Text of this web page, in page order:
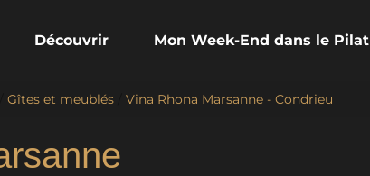
Découvrir Mon Week-End dans le Pilat
Gîtes et meublés Vina Rhona Marsanne - Condrieu